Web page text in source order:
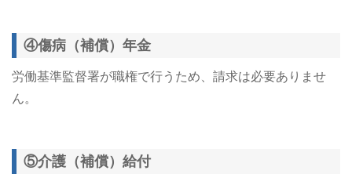
④傷病（補償）年金
労働基準監督署が職権で行うため、請求は必要ありませ
ん。
⑤介護（補償）給付